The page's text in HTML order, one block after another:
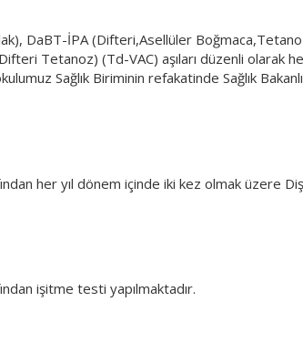
DaBT-İPA (Difteri,Asellüler
Tetanoz) (Td-VAC) aşıları düzenli olarak
Sağlık Biriminin refakatinde Sağlık
her yıl dönem içinde iki kez olmak üzere
işitme testi yapılmaktadır.